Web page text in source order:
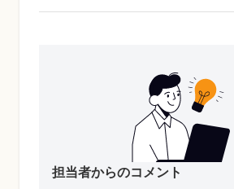
担当者からのコメント